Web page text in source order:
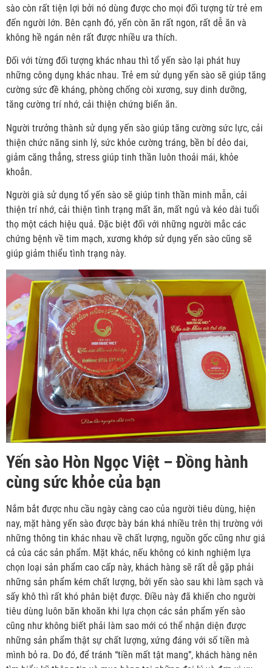
sào còn rất tiện lợi bởi nó dùng được cho mọi đối tượng từ trẻ em
đến người lớn. Bên cạnh đó, yến còn ăn rất ngon, rất dễ ăn và
không hề ngán nên rất được nhiều ưa thích.
Đối với từng đối tượng khác nhau thì tổ yến sào lại phát huy
những công dụng khác nhau. Trẻ em sử dụng yến sào sẽ giúp tăng
cường sức đề kháng, phòng chống còi xương, suy dinh dưỡng,
tăng cường trí nhớ, cải thiện chứng biến ăn.
Người trưởng thành sử dụng yến sào giúp tăng cường sức lực, cải
thiện chức năng sinh lý, sức khỏe cường tráng, bền bỉ dẻo dai,
giảm căng thẳng, stress giúp tinh thần luôn thoải mái, khỏe
khoắn.
Người già sử dụng tổ yến sào sẽ giúp tinh thần minh mẫn, cải
thiện trí nhớ, cải thiện tình trạng mất ăn, mất ngủ và kéo dài tuổi
thọ một cách hiệu quả. Đặc biệt đối với những người mắc các
chứng bệnh về tim mạch, xương khớp sử dụng yến sào cũng sẽ
giúp giảm thiểu tình trạng này.
Yến sào Hòn Ngọc Việt – Đồng hành
cùng sức khỏe của bạn
Nắm bắt được nhu cầu ngày càng cao của người tiêu dùng, hiện
nay, mặt hàng yến sào được bày bán khá nhiều trên thị trường với
những thông tin khác nhau về chất lượng, nguồn gốc cũng như giá
cả của các sản phẩm. Mặt khác, nếu không có kinh nghiệm lựa
chọn loại sản phẩm cao cấp này, khách hàng sẽ rất dễ gặp phải
những sản phẩm kém chất lượng, bởi yến sào sau khi làm sạch và
sấy khô thì rất khó phân biệt được. Điều này đã khiến cho người
tiêu dùng luôn băn khoăn khi lựa chọn các sản phẩm yến sào
cũng như không biết phải làm sao mới có thể nhận diện được
những sản phẩm thật sự chất lượng, xứng đáng với số tiền mà
mình bỏ ra. Do đó, để tránh “tiền mất tật mang”, khách hàng nên